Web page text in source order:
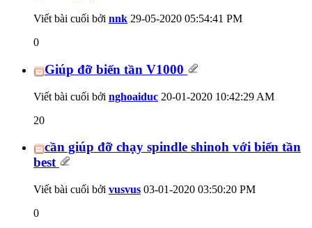
Viết bài cuối bởi nnk 29-05-2020 05:54:41 PM
0
Giúp đỡ biến tần V1000
Viết bài cuối bởi nghoaiduc 20-01-2020 10:42:29 AM
20
cần giúp đỡ chạy spindle shinoh với biến tần
best
Viết bài cuối bởi vusvus 03-01-2020 03:50:20 PM
0